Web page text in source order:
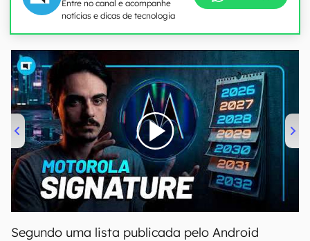
Entre no canal e acompanhe
notícias e dicas de tecnologia
00:00/20:46
Segundo uma lista publicada pelo Android